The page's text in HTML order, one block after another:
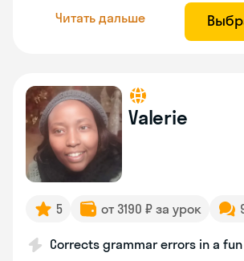
Читать дальше
Valerie
5 от 3190 ₽ за урок
Corrects grammar errors in a